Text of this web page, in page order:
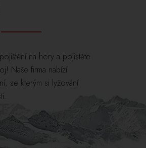
na hory a pojistěte
Naše firma nabízí
se kterým si lyžování